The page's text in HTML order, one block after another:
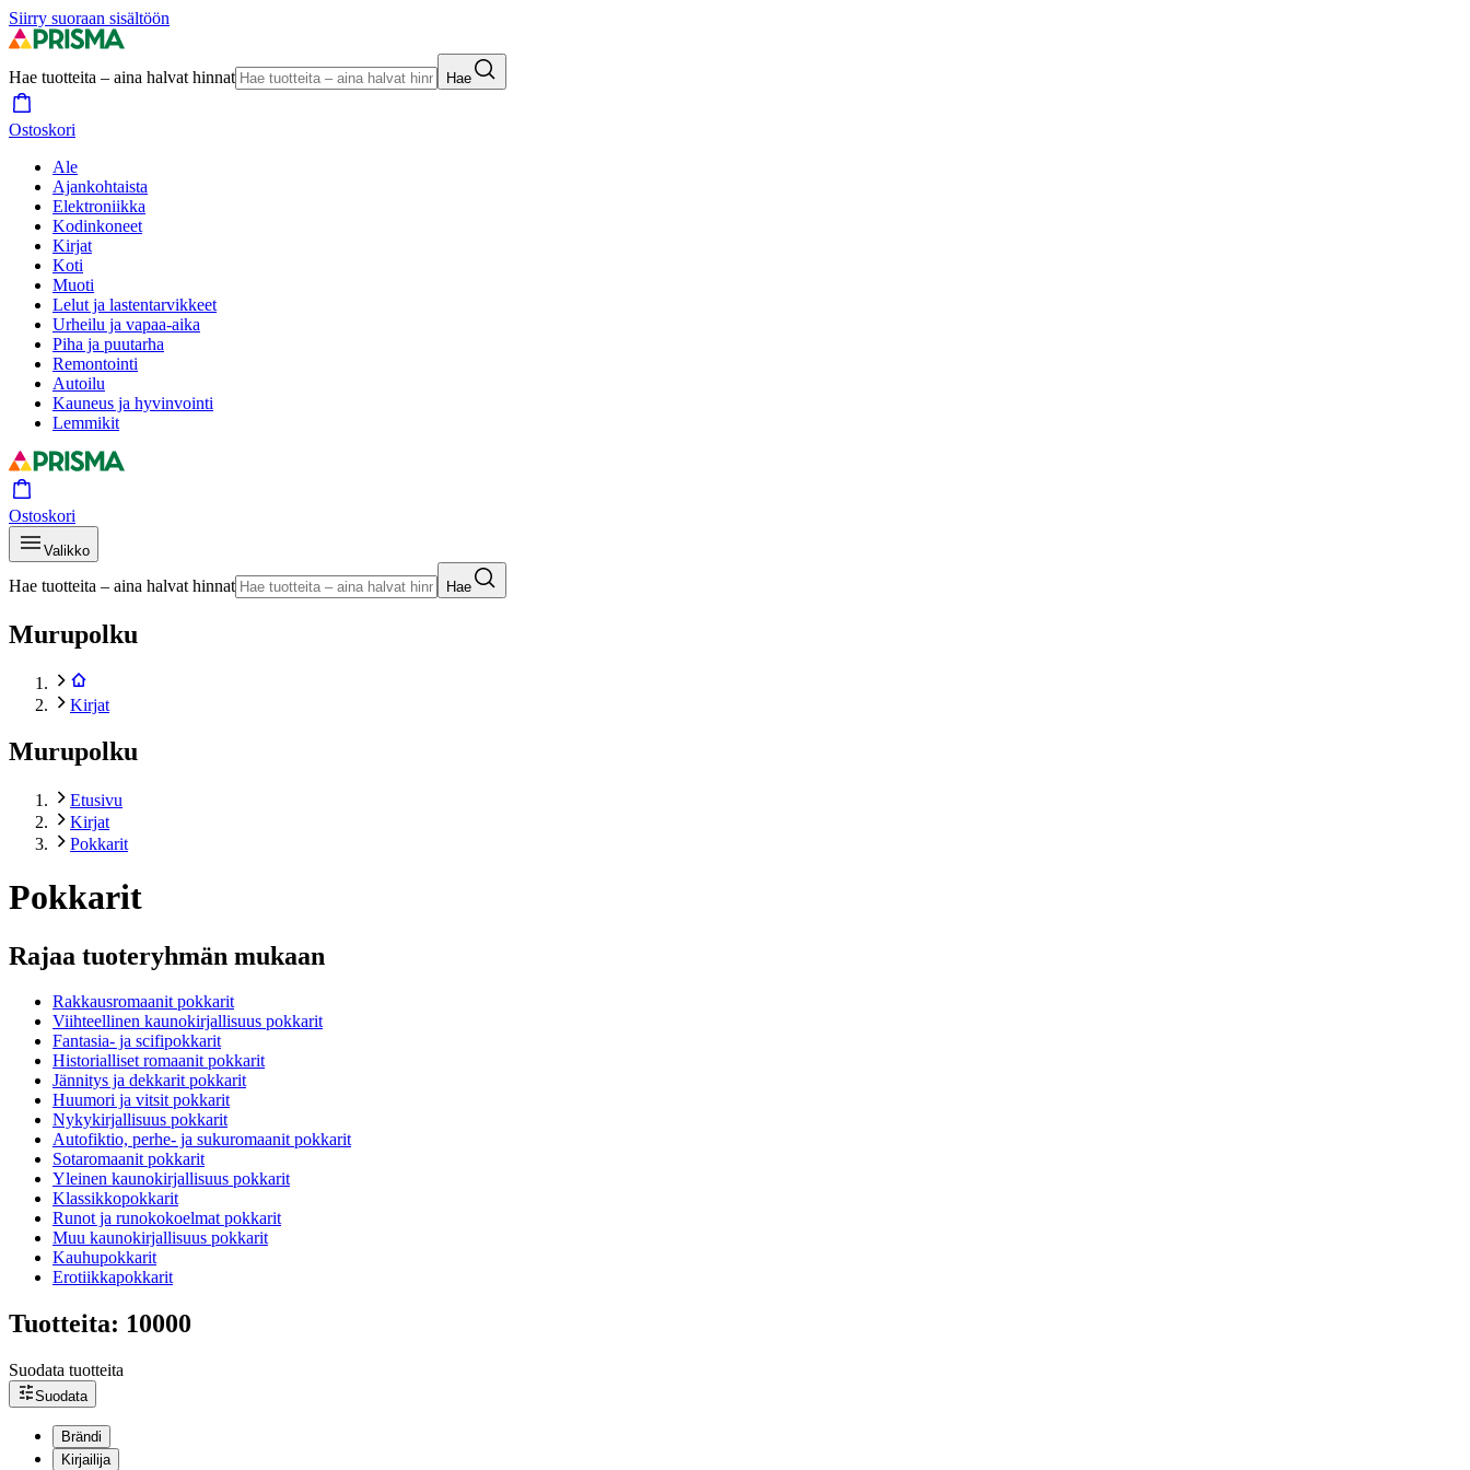
Siirry suoraan sisältöön
Hae tuotteita – aina halvat hinnat Hae
Ostoskori
Ale
Ajankohtaista
Elektroniikka
Kodinkoneet
Kirjat
Koti
Muoti
Lelut ja lastentarvikkeet
Urheilu ja vapaa-aika
Piha ja puutarha
Remontointi
Autoilu
Kauneus ja hyvinvointi
Lemmikit
Ostoskori
Valikko
Hae tuotteita – aina halvat hinnat Hae
Murupolku
Kirjat
Murupolku
Etusivu
Kirjat
Pokkarit
Pokkarit
Rajaa tuoteryhmän mukaan
Rakkausromaanit pokkarit
Viihteellinen kaunokirjallisuus pokkarit
Fantasia- ja scifipokkarit
Historialliset romaanit pokkarit
Jännitys ja dekkarit pokkarit
Huumori ja vitsit pokkarit
Nykykirjallisuus pokkarit
Autofiktio, perhe- ja sukuromaanit pokkarit
Sotaromaanit pokkarit
Yleinen kaunokirjallisuus pokkarit
Klassikkopokkarit
Runot ja runokokoelmat pokkarit
Muu kaunokirjallisuus pokkarit
Kauhupokkarit
Erotiikkapokkarit
Tuotteita: 10000
Suodata tuotteita
Suodata
Brändi
Kirjailija